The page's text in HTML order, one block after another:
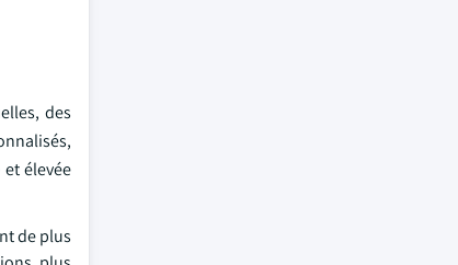
des
élevée
de plus